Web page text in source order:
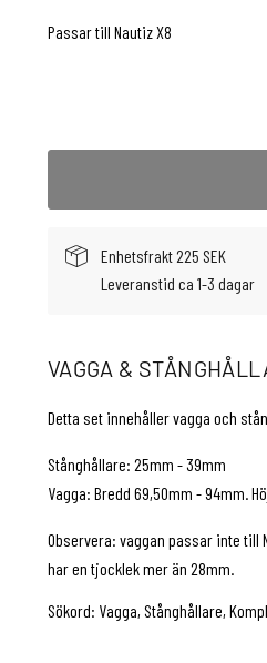
Passar till Nautiz X8
Enhetsfrakt 225 SEK
Leveranstid ca 1-3 dagar
VAGGA &
Detta set innehåller vagga och
Stånghållare: 25mm - 39mm
Vagga: Bredd 69,50mm - 94mm.
Observera: vaggan passar inte till
har en tjocklek mer än 28mm.
Sökord: Vagga, Stånghållare,